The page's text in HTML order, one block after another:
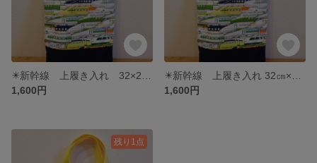
1,600円
1,600円
残り1点